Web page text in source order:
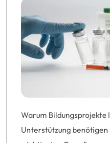
Warum
Unterstützung benötigen